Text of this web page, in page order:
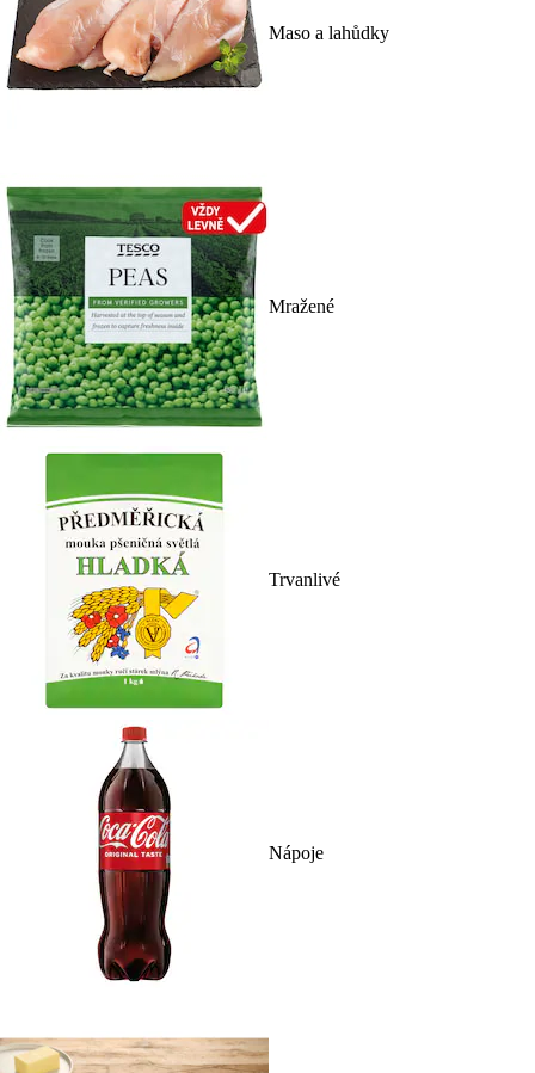
Maso a lahůdky
Mražené
Trvanlivé
Nápoje